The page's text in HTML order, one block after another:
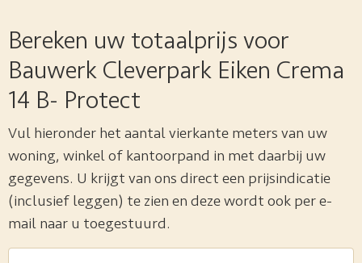
Bereken uw totaalprijs voor
Bauwerk Cleverpark Eiken Crema
14 B- Protect
Vul hieronder het aantal vierkante meters van uw
woning, winkel of kantoorpand in met daarbij uw
gegevens. U krijgt van ons direct een prijsindicatie
(inclusief leggen) te zien en deze wordt ook per e-
mail naar u toegestuurd.